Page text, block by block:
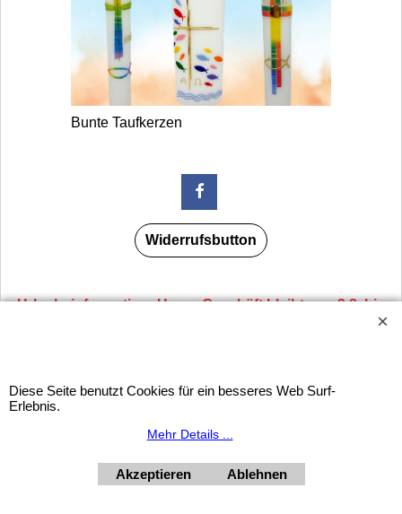
Bunte Taufkerzen
Widerrufsbutton
Urlaubsinformation: Unser Geschäft bleibt von 3.8. bis
+4369910554131
Diese Seite benutzt Cookies für ein besseres Web Surf-
Erlebnis.
Mehr Details ...
Akzeptieren Ablehnen